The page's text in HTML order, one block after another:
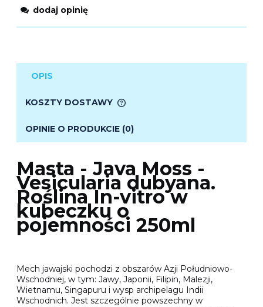
dodaj opinię
OPIS
KOSZTY DOSTAWY
CENA NIE ZAWIERA EWENTUALNYCH KOSZTÓW
OPINIE O PRODUKCIE (0)
Masta - Java Moss -
Vesicularia dubyana.
Roślina In-vitro w
kubeczku o
pojemności 250ml
Mech jawajski pochodzi z obszarów Azji Południowo-
Wschodniej, w tym: Jawy, Japonii, Filipin, Malezji,
Wietnamu, Singapuru i wysp archipelagu Indii
Wschodnich. Jest szczególnie powszechny w